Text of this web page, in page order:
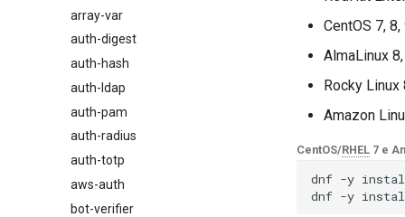
$browser_name
$browser_version
$device_brand
$device_json
$device_model
$device_type
$is_ai_crawler
$is_bot
$is_console
array-var
auth-digest
auth-hash
auth-ldap
auth-pam
auth-radius
auth-totp
aws-auth
bot-verifier
CentOS 7, 8,
AlmaLinux
Rocky Linux
Amazon
CentOS/RHEL 7 e
dnf -y
dnf -y